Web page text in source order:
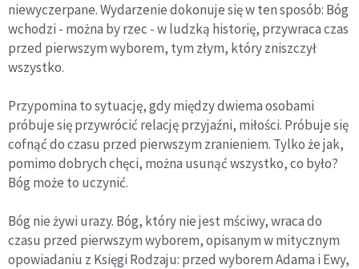
niewyczerpane. Wydarzenie dokonuje się w ten sposób: Bóg
wchodzi - można by rzec - w ludzką historię, przywraca czas
przed pierwszym wyborem, tym złym, który zniszczył
wszystko.
Przypomina to sytuację, gdy między dwiema osobami
próbuje się przywrócić relację przyjaźni, miłości. Próbuje się
cofnąć do czasu przed pierwszym zranieniem. Tylko że jak,
pomimo dobrych chęci, można usunąć wszystko, co było?
Bóg może to uczynić.
Bóg nie żywi urazy. Bóg, który nie jest mściwy, wraca do
czasu przed pierwszym wyborem, opisanym w mitycznym
opowiadaniu z Księgi Rodzaju: przed wyborem Adama i Ewy,